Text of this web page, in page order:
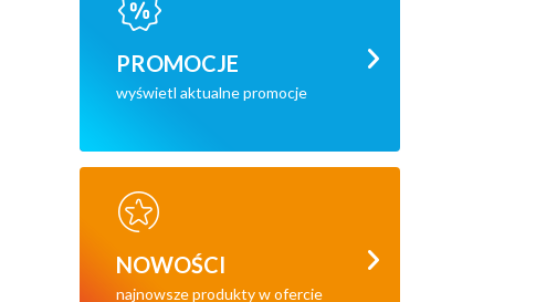
PROMOCJE
wyświetl aktualne promocje
NOWOŚCI
najnowsze produkty w ofercie